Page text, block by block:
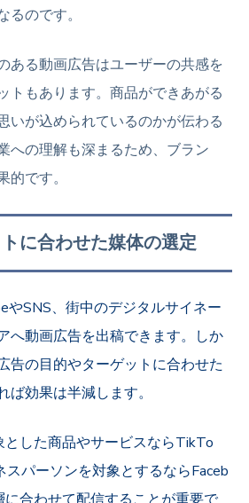
るのです。
ある動画広告はユーザーの共感を
トもあります。商品ができあがる
いが込められているのかが伝わる
への理解も深まるため、ブラン
です。
に合わせた媒体の選定
やSNS、街中のデジタルサイネー
へ動画広告を出稿できます。
しか
告の目的やターゲットに合わせた
効果は半減します。
した商品やサービスならTikTo
パーソンを対象とするならFaceb